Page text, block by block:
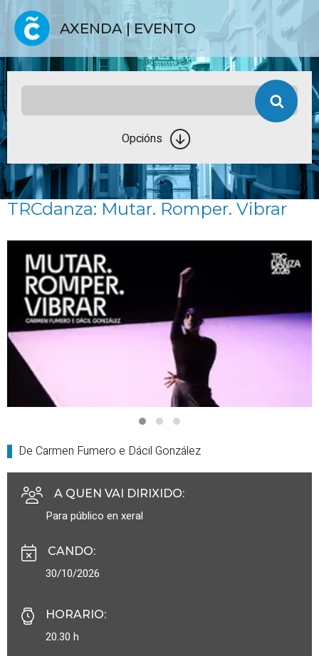
AXENDA | EVENTO
Opcións
TRCdanza: Mutar. Romper. Vibrar
De Carmen Fumero e Dácil González
A QUEN VAI DIRIXIDO:
Para público en xeral
CANDO:
30/10/2026
HORARIO:
20.30 h